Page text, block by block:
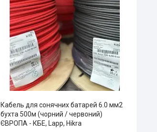
Кабель для сонячних батарей 6.0 мм2
бухта 500м (чорний / червоний)
ЄВРОПА - КБЕ, Lapp, Hikra